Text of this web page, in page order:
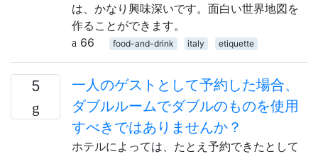
は、かなり興味深いです。面白い世界地図を
作ることができます。
66
food-and-drink italy etiquette
5
一人のゲストとして予約した場合、
ダブルルームでダブルのものを使用
すべきではありませんか？
ホテルによっては、たとえ予約できたとして